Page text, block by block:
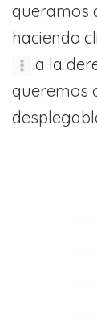
queramos
haciendo
a la
queremos